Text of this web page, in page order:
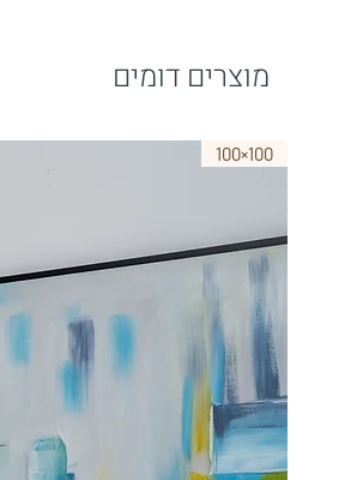
מוצרים דומים
100×100